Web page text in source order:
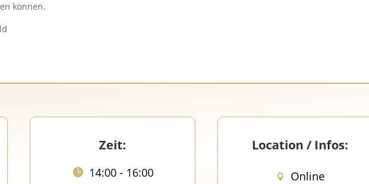
können.
Zeit:
14:00 - 16:00
Location / Infos:
Online